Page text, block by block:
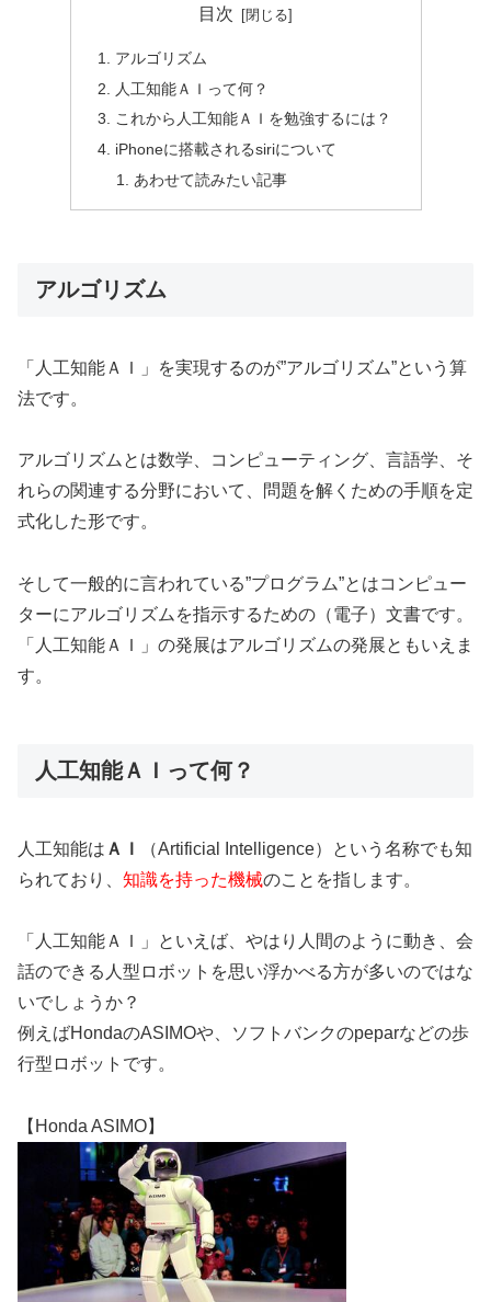
目次
アルゴリズム
人工知能ＡＩって何？
これから人工知能ＡＩを勉強するには？
iPhoneに搭載されるsiriについて
あわせて読みたい記事
アルゴリズム
「人工知能ＡＩ」を実現するのが”アルゴリズム”という算
法です。
アルゴリズムとは数学、コンピューティング、言語学、そ
れらの関連する分野において、問題を解くための手順を定
式化した形です。
そして一般的に言われている”プログラム”とはコンピュー
ターにアルゴリズムを指示するための（電子）文書です。
「人工知能ＡＩ」の発展はアルゴリズムの発展ともいえま
す。
人工知能ＡＩって何？
人工知能は ＡＩ
（Artificial Intelligence）という名称でも知
られており、 知識を持った機械のことを指します。
「人工知能ＡＩ」といえば、やはり人間のように動き、会
話のできる人型ロボットを思い浮かべる方が多いのではな
いでしょうか？
例えばHondaのASIMOや、ソフトバンクのpeparなどの歩
行型ロボットです。
【Honda ASIMO】